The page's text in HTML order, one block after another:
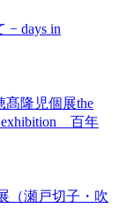
− days in
隆児個展the
exhibition 百年
（瀬戸切子・吹